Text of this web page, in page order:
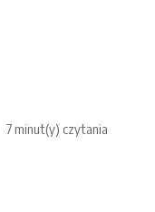
7 minut(y) czytania